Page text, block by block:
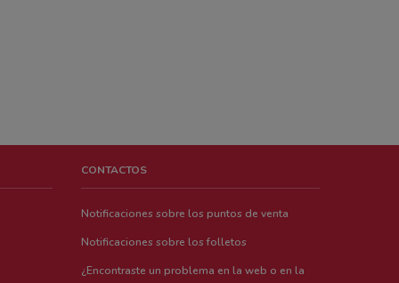
CONTACTOS
Notificaciones sobre los puntos de venta
Notificaciones sobre los folletos
¿Encontraste un problema en la web o en la